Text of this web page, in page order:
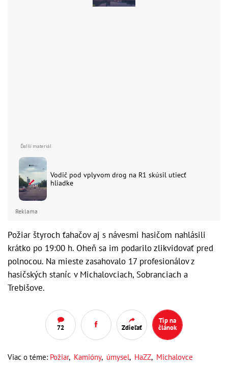
Vodič pod vplyvom drog na R1 skúsil utiecť
hliadke
Reklama
Požiar štyroch ťahačov aj s návesmi hasičom nahlásili
krátko po 19:00 h. Oheň sa im podarilo zlikvidovať pred
polnocou. Na mieste zasahovalo 17 profesionálov z
hasičských staníc v Michalovciach, Sobranciach a
Trebišove.
72 Zdieľať
Tip na
článok
Viac o téme: Požiar, Kamióny, úmysel, HaZZ, Michalovce